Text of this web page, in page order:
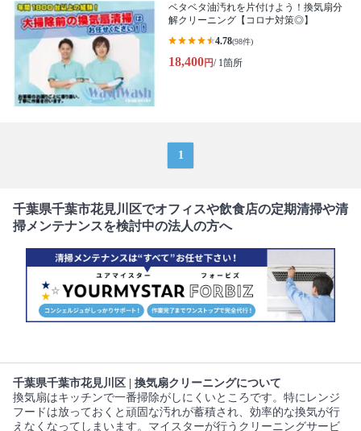
ベタベタ油汚れを片付けよう！換気扇分
解クリーニング【コロナ対策◎】
4.78(98件)
18,400円/ 1箇所
1
千葉県千葉市花見川区でオフィスや飲食店の定期清掃や清
掃メンテナンスを検討中の法人の方へ
千葉県千葉市花見川区 | 換気扇クリーニングについて
換気扇はキッチンで一番掃除がしにくいところです。特にレンジ
フードは放っておくと頑固な汚れが蓄積され、効率的な換気が行
えなくなってしまいます。マイスターが行うクリーニングサービ